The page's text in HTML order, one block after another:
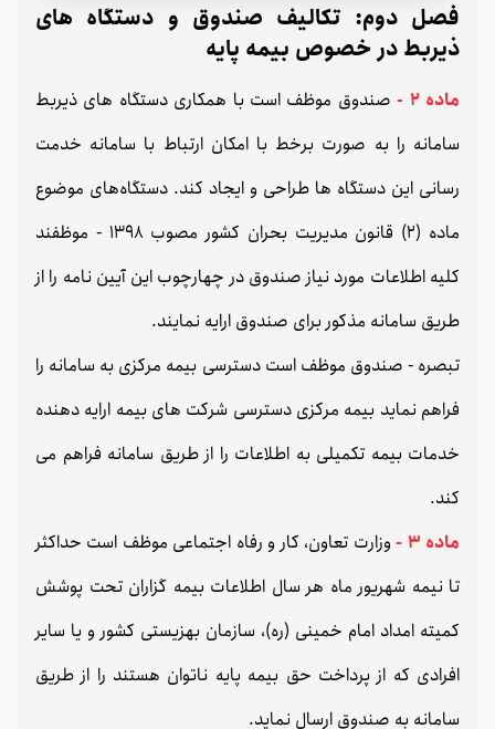
فصل دوم: تکالیف صندوق و دستگاه های
ذیربط در خصوص بیمه پایه
ماده 2 -
صندوق موظف است با همکاری دستگاه های ذیربط
سامانه را به صورت برخط با امکان ارتباط با سامانه خدمت
رسانی این دستگاه ها طراحی و ایجاد کند. دستگاه‌های موضوع
ماده (2) قانون مدیریت بحران کشور مصوب 1398 - موظفند
کلیه اطلاعات مورد نیاز صندوق در چهارچوب این آیین نامه را از
طریق سامانه مذکور برای صندوق ارایه نمایند.
تبصره - صندوق موظف است دسترسی بیمه مرکزی به سامانه را
فراهم نماید بیمه مرکزی دسترسی شرکت های بیمه ارایه دهنده
خدمات بیمه تکمیلی به اطلاعات را از طریق سامانه فراهم می
کند.
ماده 3 -
وزارت تعاون، کار و رفاه اجتماعی موظف است حداکثر
تا نیمه شهریور ماه هر سال اطلاعات بیمه گزاران تحت پوشش
کمیته امداد امام خمینی (ره)، سازمان بهزیستی کشور و یا سایر
افرادی که از پرداخت حق بیمه پایه ناتوان هستند را از طریق
سامانه به صندوق ارسال نماید.